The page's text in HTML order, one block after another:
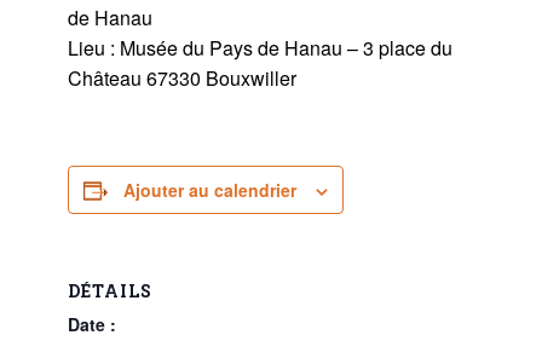
de Hanau
Lieu : Musée du Pays de Hanau – 3 place du
Château 67330 Bouxwiller
Ajouter au calendrier
DÉTAILS
Date :